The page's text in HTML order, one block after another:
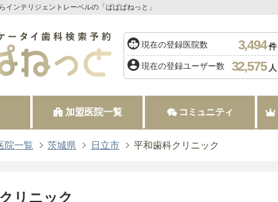
インテリジェントレーベルの「ぱぱぱねっと」
現在の登録医院数 3,494件
現在の登録ユーザー数 32,575 人
加盟医院一覧 コミュニティ
院一覧 茨城県 日立市 平和歯科クリニック
リニック